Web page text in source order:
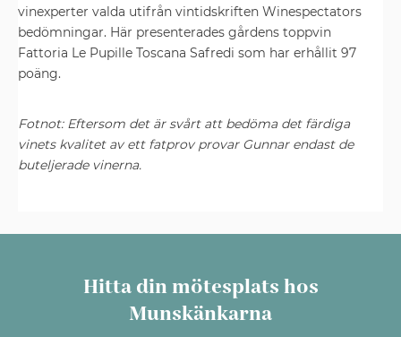
vinexperter valda utifrån vintidskriften Winespectators
bedömningar. Här presenterades gårdens toppvin
Fattoria Le Pupille Toscana Safredi som har erhållit 97
poäng.
Fotnot: Eftersom det är svårt att bedöma det färdiga
vinets kvalitet av ett fatprov provar Gunnar endast de
buteljerade vinerna.
Hitta din mötesplats hos
Munskänkarna